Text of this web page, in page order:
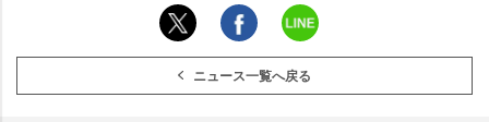
ニュース一覧へ戻る